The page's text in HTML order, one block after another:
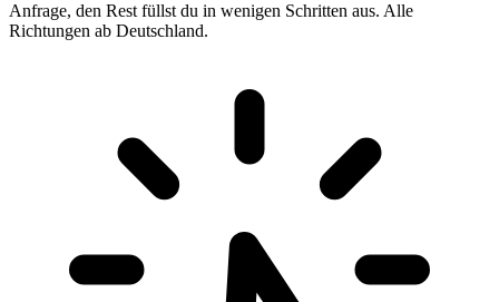
Anfrage, den Rest füllst du in wenigen Schritten aus. Alle
Richtungen ab Deutschland.